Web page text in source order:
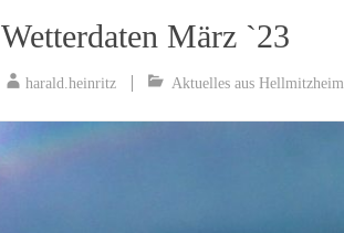
Wetterdaten März `23
harald.heinritz Aktuelles aus Hellmitzheim